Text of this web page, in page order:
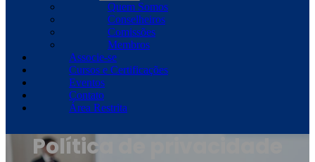
Quem Somos
Conselheiros
Comissões
Membros
Associe-se
Cursos e Certificações
Eventos
Contato
Área Restrita
Política de privacidade